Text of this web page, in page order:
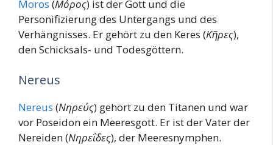
Moros (Μόρος) ist der Gott und die
Personifizierung des Untergangs und des
Verhängnisses. Er gehört zu den Keres (Κῆρες),
den Schicksals- und Todesgöttern.
Nereus
Nereus (Νηρεύς) gehört zu den Titanen und war
vor Poseidon ein Meeresgott. Er ist der Vater der
Nereiden (Νηρεΐδες), der Meeresnymphen.